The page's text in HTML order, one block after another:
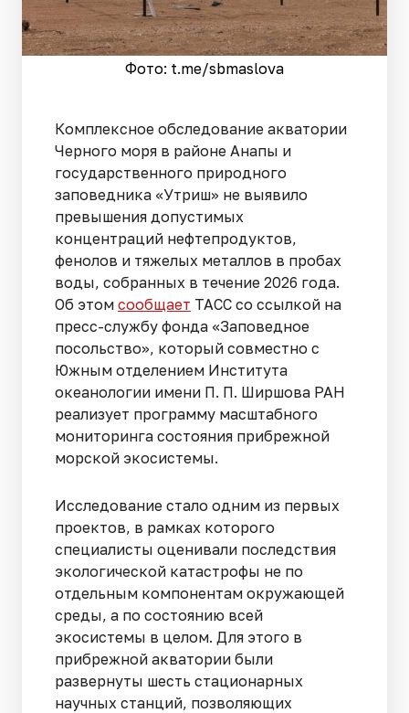
Фото: t.me/sbmaslova
Комплексное обследование акватории
Черного моря в районе Анапы и
государственного природного
заповедника «Утриш» не выявило
превышения допустимых
концентраций нефтепродуктов,
фенолов и тяжелых металлов в пробах
воды, собранных в течение 2026 года.
Об этом сообщает ТАСС со ссылкой на
пресс-службу фонда «Заповедное
посольство», который совместно с
Южным отделением Института
океанологии имени П. П. Ширшова РАН
реализует программу масштабного
мониторинга состояния прибрежной
морской экосистемы.
Исследование стало одним из первых
проектов, в рамках которого
специалисты оценивали последствия
экологической катастрофы не по
отдельным компонентам окружающей
среды, а по состоянию всей
экосистемы в целом. Для этого в
прибрежной акватории были
развернуты шесть стационарных
научных станций, позволяющих